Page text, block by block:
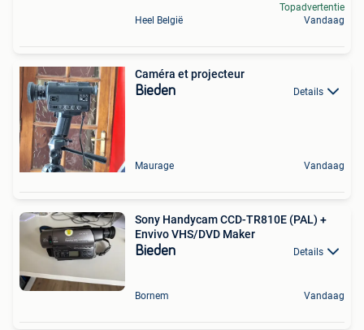
Heel België
Topadvertentie
Vandaag
Caméra et projecteur
Bieden Details
Maurage Vandaag
Sony Handycam CCD-TR810E (PAL) +
Envivo VHS/DVD Maker
Bieden Details
Bornem Vandaag